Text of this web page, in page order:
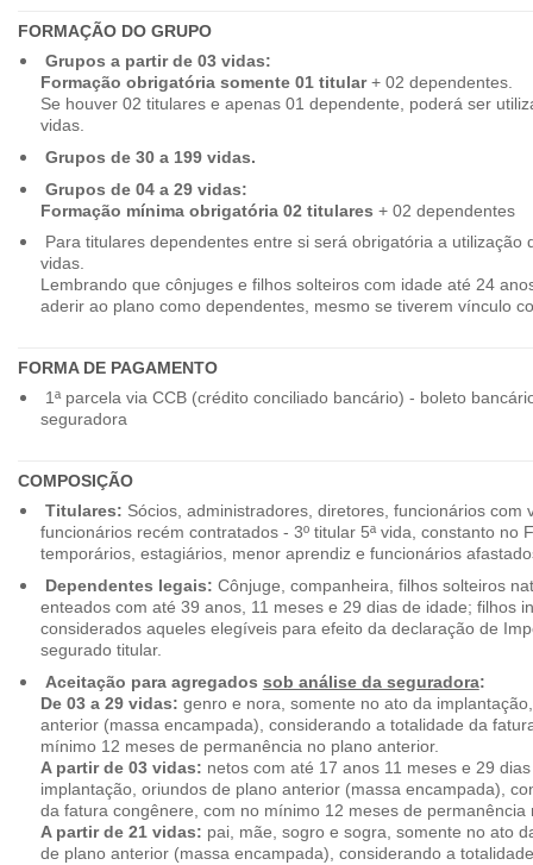
FORMAÇÃO DO GRUPO
Grupos a partir de 03 vidas:
Formação obrigatória somente 01 titular+ 02 dependentes.
Se houver 02 titulares e apenas 01 dependente, poderá ser
vidas.
Grupos de 30 a 199 vidas.
Grupos de 04 a 29 vidas:
Formação mínima obrigatória 02 titulares + 02 dependentes
Para titulares dependentes entre si será obrigatória a utilização
vidas.
Lembrando que cônjuges e filhos solteiros com idade até 24
aderir ao plano como dependentes, mesmo se tiverem vínculo
FORMA DE PAGAMENTO
1ª parcela via CCB (crédito conciliado bancário) - boleto
seguradora
COMPOSIÇÃO
Titulares: Sócios, administradores, diretores, funcionários com
funcionários recém contratados - 3º titular 5ª vida, constanto no
temporários, estagiários, menor aprendiz e funcionários
Dependentes legais: Cônjuge, companheira, filhos solteiros
enteados com até 39 anos, 11 meses e 29 dias de idade; filhos
considerados aqueles elegíveis para efeito da declaração de
segurado titular.
Aceitação para agregados sob análise da seguradora:
De 03 a 29 vidas: genro e nora, somente no ato da
anterior (massa encampada), considerando a totalidade da
mínimo 12 meses de permanência no plano anterior.
A partir de 03 vidas: netos com até 17 anos 11 meses e 29
implantação, oriundos de plano anterior (massa encampada),
da fatura congênere, com no mínimo 12 meses de permanência
A partir de 21 vidas: pai, mãe, sogro e sogra, somente no ato
de plano anterior (massa encampada), considerando a